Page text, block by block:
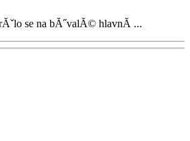
se na bĂ˝valĂ© hlavnĂ­ ...